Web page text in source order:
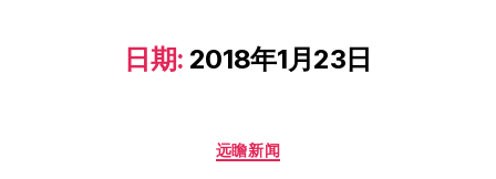
日期: 2018年1月23日
远瞻新闻